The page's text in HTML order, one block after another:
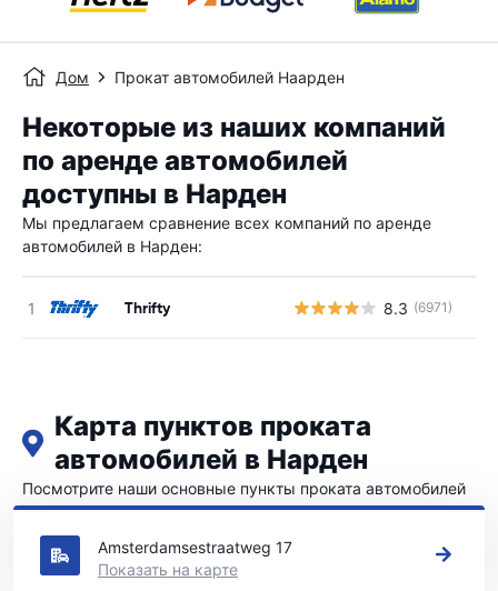
Дом Прокат автомобилей Наарден
Некоторые из наших компаний
по аренде автомобилей
доступны в Нарден
Мы предлагаем сравнение всех компаний по аренде
автомобилей в Нарден:
Thrifty 8.3 (6971)
Карта пунктов проката
автомобилей в Нарден
Посмотрите наши основные пункты проката автомобилей
в Нарден
Amsterdamsestraatweg 17
Показать на карте